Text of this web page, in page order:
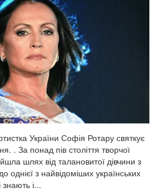
України Софія Ротару святкує
. За понад пів століття творчої
шлях від талановитої дівчини з
однієї з найвідоміших українських
знають і...